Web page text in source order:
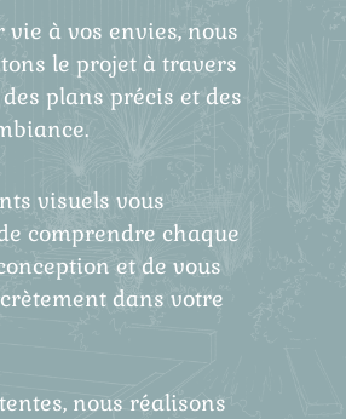
vie à vos envies, nous
le projet à travers
plans précis et des
visuels vous
comprendre chaque
et de vous
dans votre
nous réalisons